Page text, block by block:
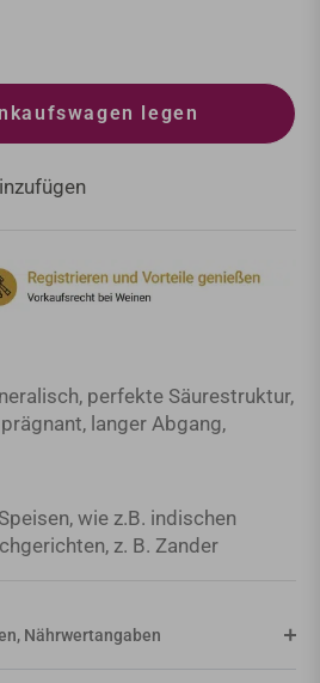
legen
perfekte Säurestruktur,
langer Abgang,
wie z.B. indischen
z. B. Zander
Nährwertangaben